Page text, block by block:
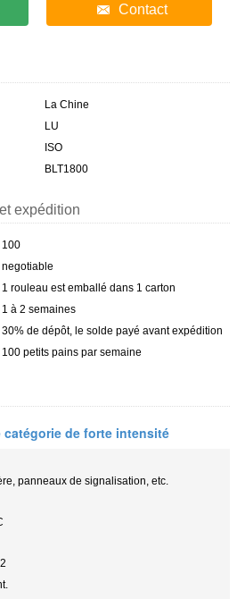
Contact
La Chine
LU
ISO
BLT1800
expédition
100
negotiable
1 rouleau est emballé dans 1 carton
1 à 2 semaines
30% de dépôt, le solde payé avant expédition
100 petits pains par semaine
catégorie de forte intensité
panneaux de signalisation, etc.